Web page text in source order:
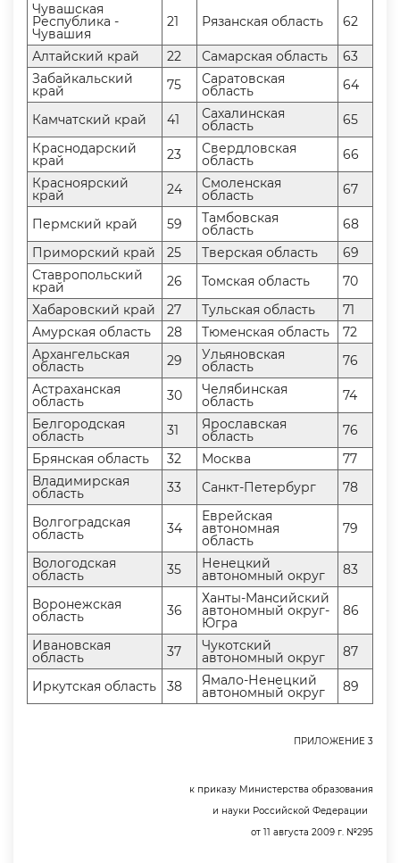
Чувашская
Республика -
Чувашия
21 Рязанская область 62
Алтайский край 22 Самарская область
63
Забайкальский
край 75 Саратовская
область 64
Камчатский край 41 Сахалинская
область
65
Краснодарский
край 23 Свердловская
область
66
Красноярский
край 24 Смоленская
область 67
Пермский край 59 Тамбовская
область
68
Приморский край
25 Тверская область
69
Ставропольский
край 26 Томская область
70
Хабаровский край
27 Тульская область
71
Амурская область
28 Тюменская область
72
Архангельская
область 29 Ульяновская
область
76
Астраханская
область 30 Челябинская
область
74
Белгородская
область 31 Ярославская
область
76
Брянская область
32 Москва
77
ладимирская
область 33 Санкт-Петербур 78
олгоградская
область 34
Еврейская
автономная
область
79
ологодская
область 35 Ненецкий
автономный окру 83
оронежская
область 36
Ханты-Мансийский
автономный округ-
Югра
86
Ивановская
область 37 Чукотский
автономный окру 87
Иркутская область 38 Ямало-Ненецкий
автономный окру 89
ПРИЛОЖЕНИЕ 3
к приказу Министерства образования
и науки Российской Федерации
от 11 августа 2009 г. №295